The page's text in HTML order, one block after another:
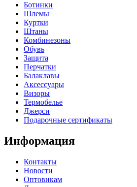
Ботинки
Шлемы
Куртки
Штаны
Комбинезоны
Обувь
Защита
Перчатки
Балаклавы
Аксессуары
Визоры
Термобелье
Джерси
Подарочные сертификаты
Информация
Контакты
Новости
Оптовикам